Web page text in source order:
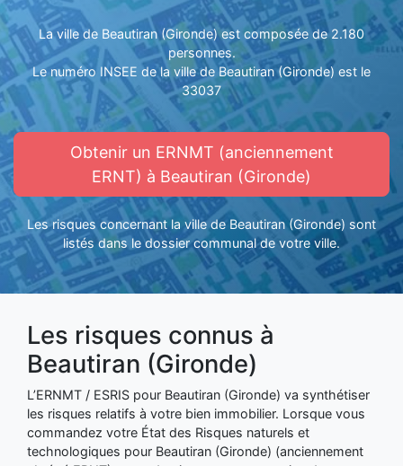
La ville de Beautiran (Gironde) est composée de 2.180
personnes.
Le numéro INSEE de la ville de Beautiran (Gironde) est le
33037
Obtenir un ERNMT (anciennement
ERNT) à Beautiran (Gironde)
Les risques concernant la ville de Beautiran (Gironde) sont
listés dans le dossier communal de votre ville.
Les risques connus à
Beautiran (Gironde)
L’ERNMT / ESRIS pour Beautiran (Gironde) va synthétiser
les risques relatifs à votre bien immobilier. Lorsque vous
commandez votre État des Risques naturels et
technologiques pour Beautiran (Gironde) (anciennement